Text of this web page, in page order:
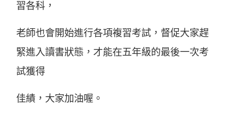
習各科，
老師也會開始進行各項複習考試，督促大家趕
緊進入讀書狀態，才能在五年級的最後一次考
試獲得
佳績，大家加油喔。